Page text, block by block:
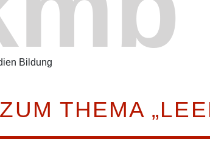
Bildung
THEMA